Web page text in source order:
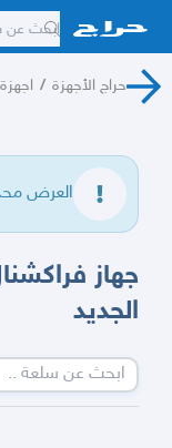
حراج الأجهزة /
العرض
الجديد